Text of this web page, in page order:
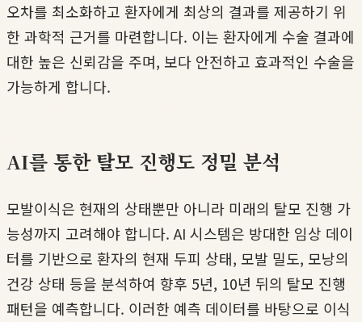
오차를 최소화하고 환자에게 최상의 결과를 제공하기 위
한 과학적 근거를 마련합니다. 이는 환자에게 수술 결과에
대한 높은 신뢰감을 주며, 보다 안전하고 효과적인 수술을
가능하게 합니다.
AI를 통한 탈모 진행도 정밀 분석
모발이식은 현재의 상태뿐만 아니라 미래의 탈모 진행 가
능성까지 고려해야 합니다. AI 시스템은 방대한 임상 데이
터를 기반으로 환자의 현재 두피 상태, 모발 밀도, 모낭의
건강 상태 등을 분석하여 향후 5년, 10년 뒤의 탈모 진행
패턴을 예측합니다. 이러한 예측 데이터를 바탕으로 이식